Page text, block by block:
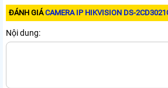
ĐÁNH GIÁCAMERA IP HIKVISION DS-
Nội dung: